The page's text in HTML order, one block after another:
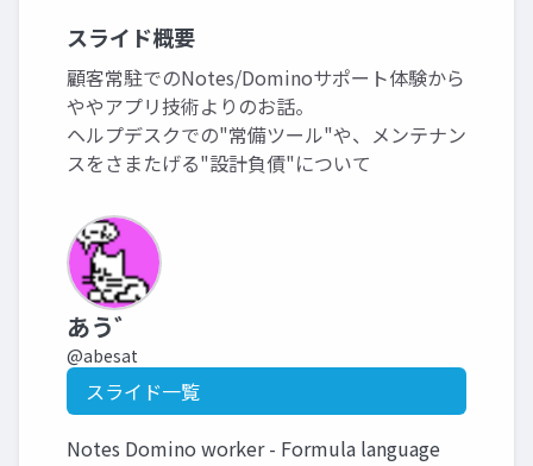
スライド概要
顧客常駐でのNotes/Dominoサポート体験から
ややアプリ技術よりのお話。
ヘルプデスクでの"常備ツール"や、メンテナン
スをさまたげる"設計負債"について
あう゛
@abesat
スライド一覧
Notes Domino worker - Formula language